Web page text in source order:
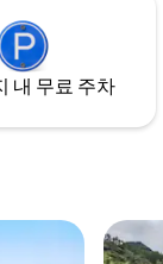
내 무료 주차